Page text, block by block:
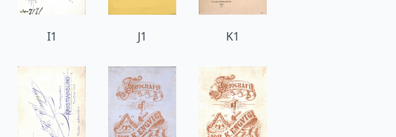
I1 J1 K1